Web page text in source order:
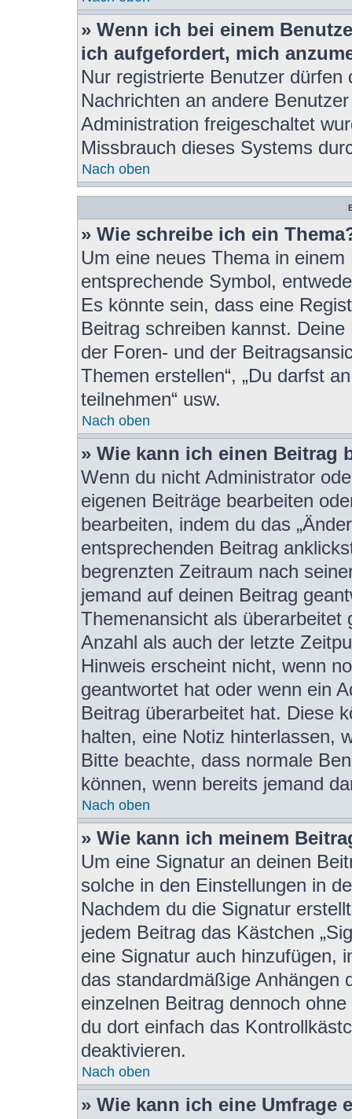
» Wenn ich bei einem
ich aufgefordert, mich
Nur registrierte Benutzer
Nachrichten an andere
Administration freigeschaltet
Missbrauch dieses Systems
Nach oben
» Wie schreibe ich ein
Um eine neues Thema in
entsprechende Symbol,
Es könnte sein, dass eine
Beitrag schreiben kannst.
der Foren- und der
Themen erstellen“, „Du darfst
teilnehmen“ usw.
Nach oben
» Wie kann ich einen Beitrag
Wenn du nicht Administrator
eigenen Beiträge bearbeiten
bearbeiten, indem du das
entsprechenden Beitrag
begrenzten Zeitraum nach
jemand auf deinen Beitrag
Themenansicht als überarbeitet
Anzahl als auch der letzte
Hinweis erscheint nicht, wenn
geantwortet hat oder wenn ein
Beitrag überarbeitet hat. Diese
halten, eine Notiz hinterlassen,
Bitte beachte, dass normale
können, wenn bereits jemand
Nach oben
» Wie kann ich meinem
Um eine Signatur an deinen
solche in den Einstellungen in
Nachdem du die Signatur
jedem Beitrag das Kästchen
eine Signatur auch hinzufügen,
das standardmäßige Anhängen
einzelnen Beitrag dennoch
du dort einfach das
deaktivieren.
Nach oben
» Wie kann ich eine Umfrage